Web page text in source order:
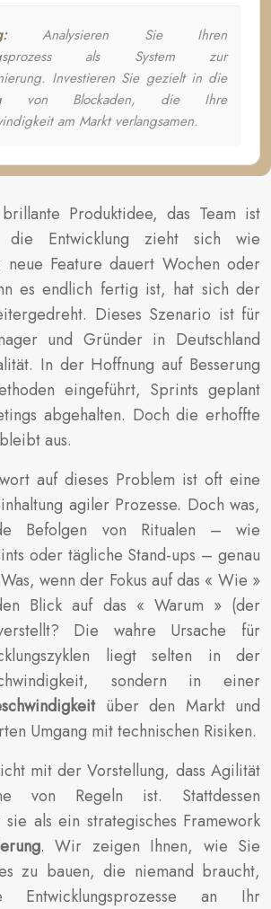
Analysieren Sie Ihren
als System zur
Investieren Sie gezielt in die
von Blockaden, die Ihre
am Markt verlangsamen.
Produktidee, das Team ist
die Entwicklung zieht sich wie
neue Feature dauert Wochen oder
es endlich fertig ist, hat sich der
Dieses Szenario ist für
und Gründer in Deutschland
In der Hoffnung auf Besserung
eingeführt, Sprints geplant
abgehalten. Doch die erhoffte
aus.
auf dieses Problem ist oft eine
agiler Prozesse. Doch was,
Befolgen von Ritualen – wie
oder tägliche Stand-ups – genau
wenn der Fokus auf das « Wie »
Blick auf das « Warum » (der
Die wahre Ursache für
liegt selten in der
sondern in einer
über den Markt und
Umgang mit technischen Risiken.
mit der Vorstellung, dass Agilität
von Regeln ist. Stattdessen
als ein strategisches Framework
. Wir zeigen Ihnen, wie Sie
zu bauen, die niemand braucht,
an Ihr